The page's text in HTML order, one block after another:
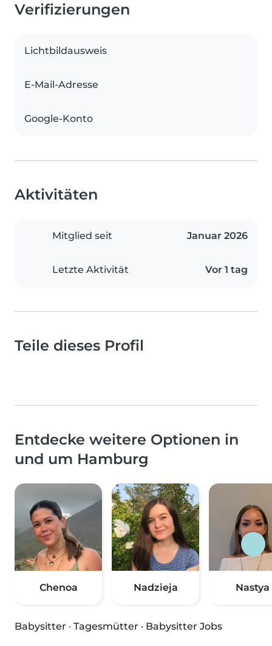
Verifizierungen
Lichtbildausweis
E-Mail-Adresse
Google-Konto
Aktivitäten
Mitglied seit Januar 2026
Letzte Aktivität Vor 1 tag
Teile dieses Profil
Entdecke weitere Optionen in
und um Hamburg
Chenoa Nadzieja Nastya
Babysitter · Tagesmütter · Babysitter Jobs